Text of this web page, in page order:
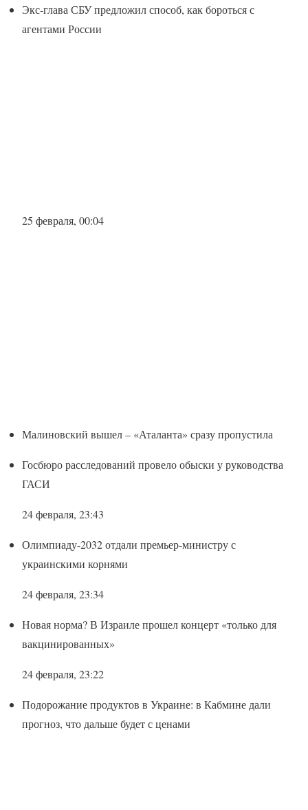
Экс-глава СБУ предложил способ, как бороться с
агентами России
25 февраля, 00:04
Малиновский вышел – «Аталанта» сразу пропустила
Госбюро расследований провело обыски у руководства
ГАСИ
24 февраля, 23:43
Олимпиаду-2032 отдали премьер-министру с
украинскими корнями
24 февраля, 23:34
Новая норма? В Израиле прошел концерт «только для
вакцинированных»
24 февраля, 23:22
Подорожание продуктов в Украине: в Кабмине дали
прогноз, что дальше будет с ценами